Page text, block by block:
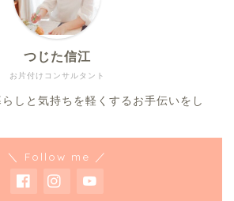
お片付けコンサルタント
つじた信江
しと気持ちを軽くするお手伝いをし
＼ Follow me ／